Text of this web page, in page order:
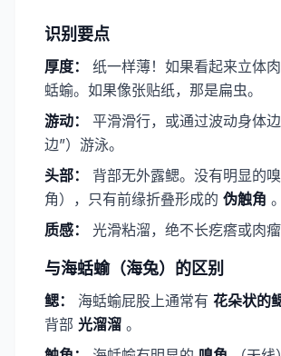
识别要点
厚度：
纸一样薄！如果看起来立体
蛞蝓。如果像张贴纸，那是扁虫。
​游动：
平滑滑行，或通过波动身体
边”）游泳。
​头部：
背部无外露鳃。没有明显的
角），只有前缘折叠形成的 ​伪触角​ 。
​质感：
光滑粘溜，绝不长疙瘩或肉瘤
与海蛞蝓（海兔）的区别
​鳃： 海蛞蝓屁股上通常有 花朵状的
背部 ​光溜溜​ 。